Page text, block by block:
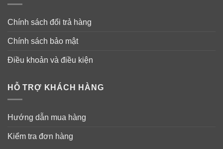
Chính sách đổi trả hàng
Chính sách bảo mật
Điều khoản và điều kiện
HỖ TRỢ KHÁCH HÀNG
Hướng dẫn mua hàng
Kiểm tra đơn hàng